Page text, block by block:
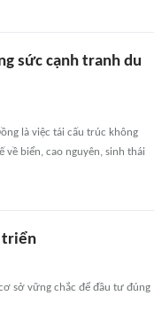
sức cạnh tranh du
là việc tái cấu trúc không
biển, cao nguyên, sinh thái
triển
sở vững chắc để đầu tư đúng